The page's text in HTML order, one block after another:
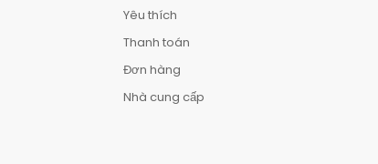
Yêu thích
Thanh toán
Đơn hàng
Nhà cung cấp